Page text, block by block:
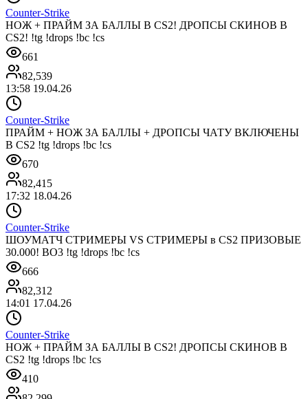
Counter-Strike
НОЖ + ПРАЙМ ЗА БАЛЛЫ В CS2! ДРОПСЫ СКИНОВ В
CS2! !tg !drops !bc !cs
661
82,539
13:58 19.04.26
Counter-Strike
ПРАЙМ + НОЖ ЗА БАЛЛЫ + ДРОПСЫ ЧАТУ ВКЛЮЧЕНЫ
В CS2 !tg !drops !bc !cs
670
82,415
17:32 18.04.26
Counter-Strike
ШОУМАТЧ СТРИМЕРЫ VS СТРИМЕРЫ в CS2 ПРИЗОВЫЕ
30.000! BO3 !tg !drops !bc !cs
666
82,312
14:01 17.04.26
Counter-Strike
НОЖ + ПРАЙМ ЗА БАЛЛЫ В CS2! ДРОПСЫ СКИНОВ В
CS2 !tg !drops !bc !cs
410